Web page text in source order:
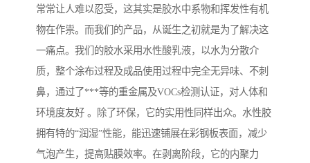
常常让人难以忍受，这其实是胶水中系物和挥发性有机
物在作祟。而我们的产品，从诞生之初就是为了解决这
一痛点。我们的胶水采用水性酸乳液，以水为分散介
质，整个涂布过程及成品使用过程中完全无异味、不刺
鼻，通过了***等的重金属及VOCs检测认证，对人体和
环境度友好 。除了环保，它的实用性同样出众。水性胶
拥有特的“润湿”性能，能迅速铺展在彩钢板表面，减少
气泡产生，提高贴膜效率。在剥离阶段，它的内聚力